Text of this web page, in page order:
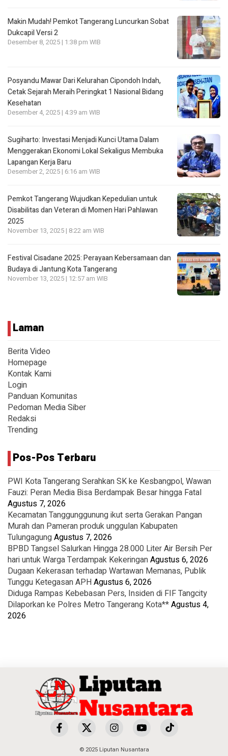
Makin Mudah! Pemkot Tangerang Luncurkan Sobat
Dukcapil Versi 2
Desember 8, 2025 | 1:38 pm WIB
Posyandu Mawar Dari Kelurahan Cipondoh lndah,
Cetak Sejarah Meraih Peringkat 1 Nasional Bidang
Kesehatan
Desember 4, 2025 | 4:39 am WIB
Sugiharto: Investasi Menjadi Kunci Utama Dalam
Menggerakan Ekonomi Lokal Sekaligus Membuka
Lapangan Kerja Baru
Desember 2, 2025 | 6:16 am WIB
Pemkot Tangerang Wujudkan Kepedulian untuk
Disabilitas dan Veteran di Momen Hari Pahlawan
2025
November 13, 2025 | 8:22 am WIB
Festival Cisadane 2025: Perayaan Kebersamaan dan
Budaya di Jantung Kota Tangerang
November 13, 2025 | 12:57 am WIB
Laman
Berita Video
Homepage
Kontak Kami
Login
Panduan Komunitas
Pedoman Media Siber
Redaksi
Trending
Pos-Pos Terbaru
PWI Kota Tangerang Serahkan SK ke Kesbangpol, Wawan
Fauzi: Peran Media Bisa Berdampak Besar hingga Fatal
Agustus 7, 2026
Kecamatan Tanggunggunung ikut serta Gerakan Pangan
Murah dan Pameran produk unggulan Kabupaten
TulungagungAgustus 7, 2026
BPBD Tangsel Salurkan Hingga 28.000 Liter Air Bersih Per
hari untuk Warga Terdampak KekeringanAgustus 6, 2026
Dugaan Kekerasan terhadap Wartawan Memanas, Publik
Tunggu Ketegasan APHAgustus 6, 2026
Diduga Rampas Kebebasan Pers, Insiden di FIF Tangcity
Dilaporkan ke Polres Metro Tangerang Kota**Agustus 4,
2026
© 2025 Liputan Nusantara